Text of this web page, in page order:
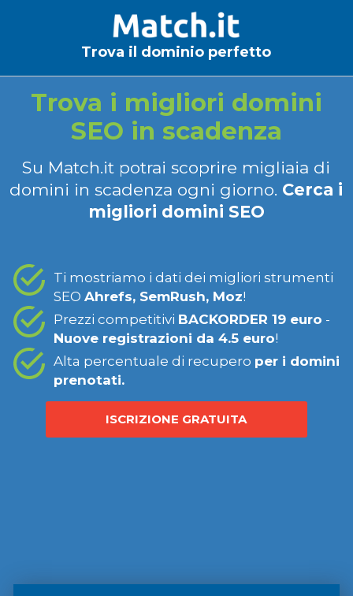
Trova il dominio perfetto
Trova i migliori domini
SEO in scadenza
Su Match.it potrai scoprire migliaia di
domini in scadenza ogni giorno. Cerca i
migliori domini SEO
Ti mostriamo i dati dei migliori strumenti
SEO Ahrefs, SemRush, Moz!
Prezzi competitivi BACKORDER 19 euro -
Nuove registrazioni da 4.5 euro!
Alta percentuale di recupero per i domini
prenotati.
ISCRIZIONE GRATUITA